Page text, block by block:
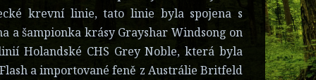
krevní linie, tato linie byla spojena s
a šampionka krásy Grayshar Windsong on
Holandské CHS Grey Noble, která byla
a importované feně z Austrálie Britfeld